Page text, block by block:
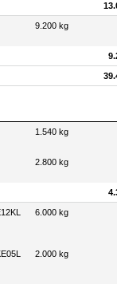
9.200 kg
1.540 kg
2.800 kg
6.000 kg
2.000 kg